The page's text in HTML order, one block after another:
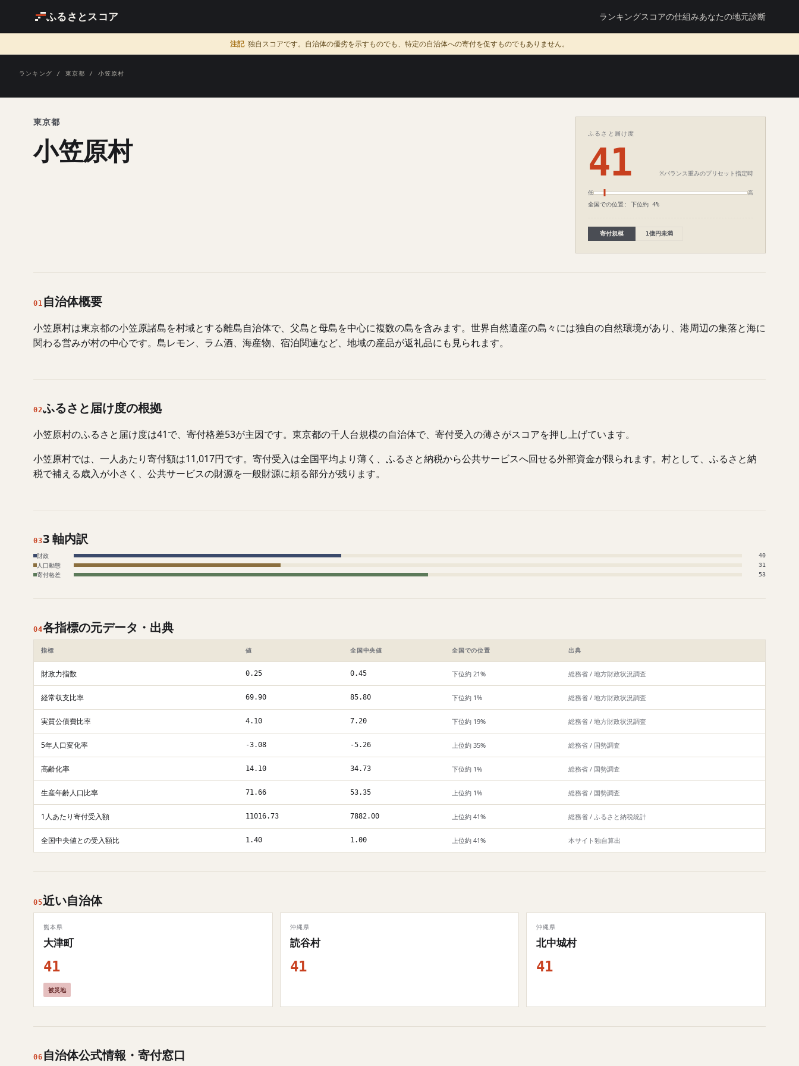
ふるさとスコア ランキングスコアの仕組みあなたの地元診断
注記 独自スコアです。自治体の優劣を示すものでも、特定の自治体への寄付を促すものでもありません。
ランキング / 東京都 / 小笠原村
東京都
小笠原村 ふるさと届け度
41 ※バランス重みのプリセット指定時
低 高
全国での位置: 下位約 4%
寄付規模 1億円未満
01 自治体概要
小笠原村は東京都の小笠原諸島を村域とする離島自治体で、父島と母島を中心に複数の島を含みます。世界自然遺産の島々には独自の自然環境があり、港周辺の集落と海に
関わる営みが村の中心です。島レモン、ラム酒、海産物、宿泊関連など、地域の産品が返礼品にも見られます。
02ふるさと届け度の根拠
小笠原村のふるさと届け度は41で、寄付格差53が主因です。東京都の千人台規模の自治体で、寄付受入の薄さがスコアを押し上げています。
小笠原村では、一人あたり寄付額は11,017円です。寄付受入は全国平均より薄く、ふるさと納税から公共サービスへ回せる外部資金が限られます。村として、ふるさと納
税で補える歳入が小さく、公共サービスの財源を一般財源に頼る部分が残ります。
033 軸内訳
財政 40
人口動態 31
寄付格差 53
04各指標の元データ・出典
指標 値 全国中央値 全国での位置 出典
財政力指数 0.25 0.45 下位約 21% 総務省 / 地方財政状況調査
経常収支比率 69.90 85.80 下位約 1% 総務省 / 地方財政状況調査
実質公債費比率 4.10 7.20 下位約 19% 総務省 / 地方財政状況調査
5年人口変化率 -3.08 -5.26 上位約 35% 総務省 / 国勢調査
高齢化率 14.10 34.73 下位約 1% 総務省 / 国勢調査
生産年齢人口比率 71.66 53.35 上位約 1% 総務省 / 国勢調査
1人あたり寄付受入額 11016.73 7882.00 上位約 41% 総務省 / ふるさと納税統計
全国中央値との受入額比 1.40 1.00 上位約 41% 本サイト独自算出
05近い自治体
熊本県
大津町
41
被災地
沖縄県
読谷村
41
沖縄県
北中城村
41
06 自治体公式情報・寄付窓口